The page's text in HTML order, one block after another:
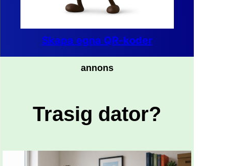
Skapa egna QR-koder
annons
Trasig dator?